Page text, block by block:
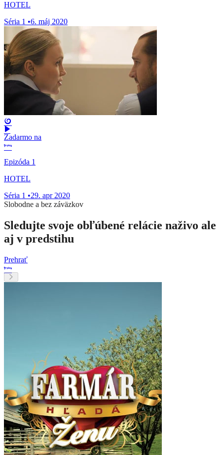
HOTEL
Séria 1 •6. máj 2020
Zadarmo na
Epizóda 1
HOTEL
Séria 1 •29. apr 2020
Slobodne a bez záväzkov
Sledujte svoje obľúbené relácie naživo ale
aj v predstihu
Prehrať